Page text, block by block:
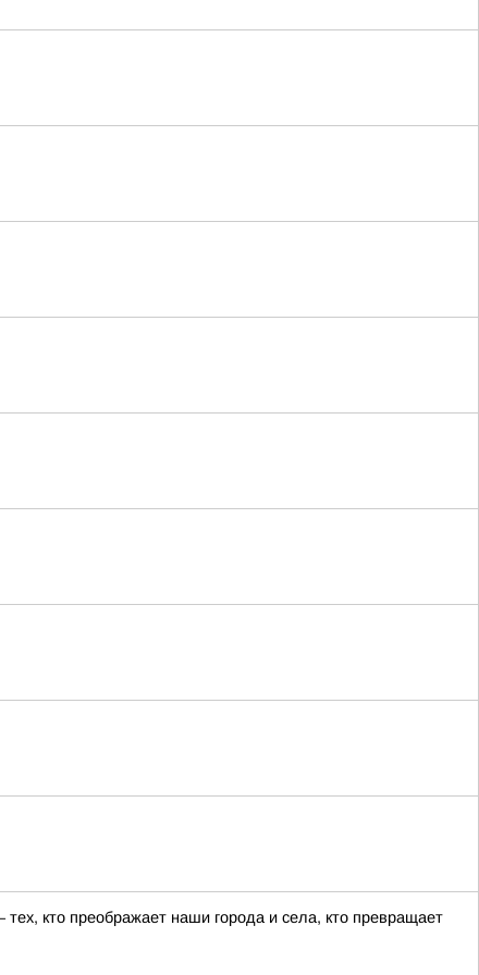
кто преображает наши города и села, кто превращает